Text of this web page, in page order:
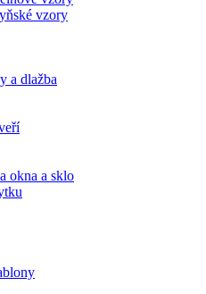
vzory
a dlažba
okna a sklo